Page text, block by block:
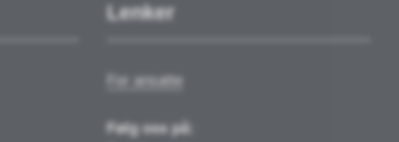
Lenker
For ansatte
Følg oss på: